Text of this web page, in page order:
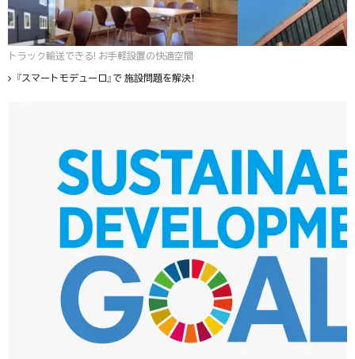
トラック輸送できる! お手軽設置の快適空間
『スマートモデューロ』で 施設問題を解決！